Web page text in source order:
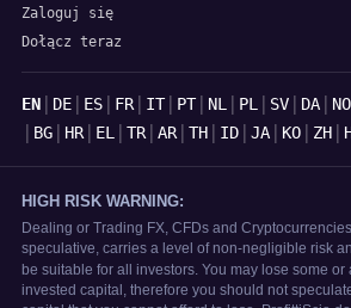
Zaloguj się
Dołącz teraz
Języki
EN| DE| ES| FR| IT| PT| NL | PL | SV| DA| NO|
BG| HR| EL | TR| AR| TH| ID| JA| KO| ZH|